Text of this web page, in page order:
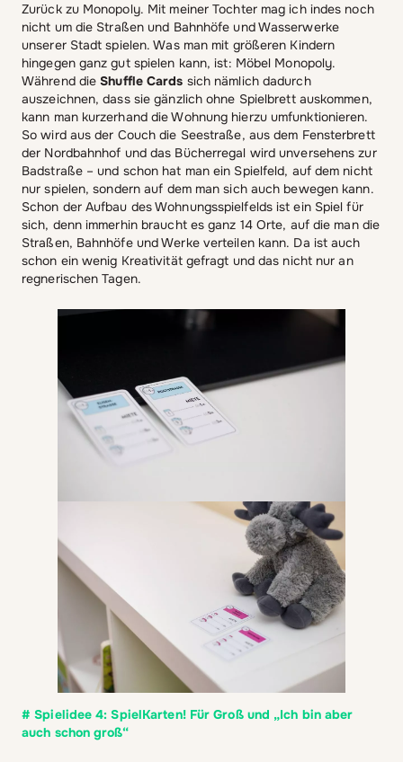
Zurück zu Monopoly. Mit meiner Tochter mag ich indes noch
nicht um die Straßen und Bahnhöfe und Wasserwerke
unserer Stadt spielen. Was man mit größeren Kindern
hingegen ganz gut spielen kann, ist: Möbel Monopoly.
Während dieShuffle Cards sich nämlich dadurch
auszeichnen, dass sie gänzlich ohne Spielbrett auskommen,
kann man kurzerhand die Wohnung hierzu umfunktionieren.
So wird aus der Couch die Seestraße, aus dem Fensterbrett
der Nordbahnhof und das Bücherregal wird unversehens zur
Badstraße – und schon hat man ein Spielfeld, auf dem nicht
nur spielen, sondern auf dem man sich auch bewegen kann.
Schon der Aufbau des Wohnungsspielfelds ist ein Spiel für
sich, denn immerhin braucht es ganz 14 Orte, auf die man die
Straßen, Bahnhöfe und Werke verteilen kann. Da ist auch
schon ein wenig Kreativität gefragt und das nicht nur an
regnerischen Tagen.
# Spielidee 4: SpielKarten! Für Groß und „Ich bin aber
auch schon groß“